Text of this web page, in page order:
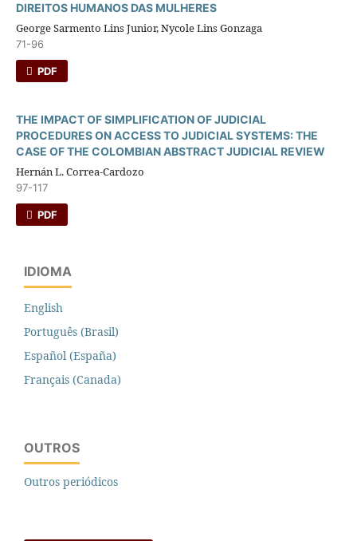
DIREITOS HUMANOS DAS MULHERES
George Sarmento Lins Junior, Nycole Lins Gonzaga
71-96
PDF
THE IMPACT OF SIMPLIFICATION OF JUDICIAL
PROCEDURES ON ACCESS TO JUDICIAL SYSTEMS: THE
CASE OF THE COLOMBIAN ABSTRACT JUDICIAL REVIEW
Hernán L. Correa-Cardozo
97-117
PDF
IDIOMA
English
Português (Brasil)
Español (España)
Français (Canada)
OUTROS
Outros periódicos